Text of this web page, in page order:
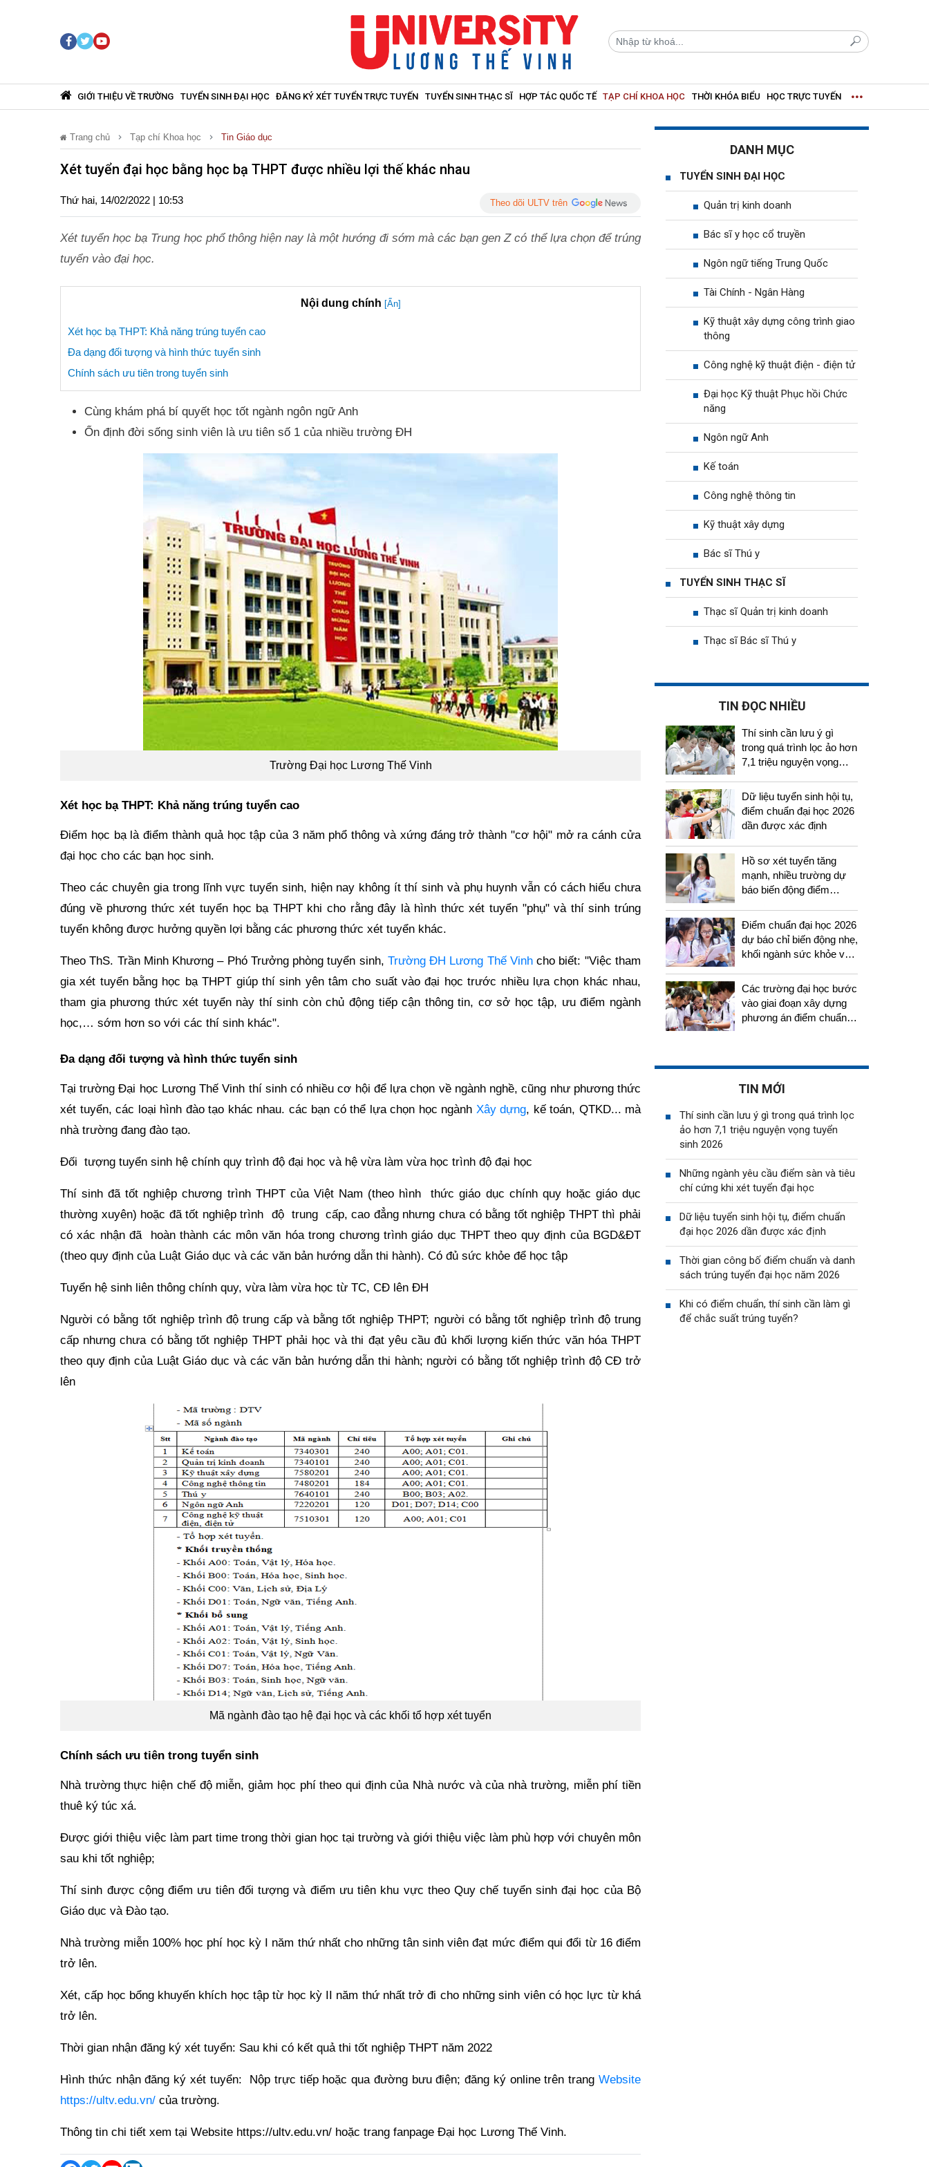
GIỚI THIỆU VỀ TRƯỜNG TUYỂN SINH ĐẠI HỌC ĐĂNG KÝ XÉT TUYỂN TRỰC TUYẾN TUYỂN SINH THẠC SĨ HỢP TÁC QUỐC TẾ TẠP CHÍ KHOA HỌC THỜI KHÓA BIỂU HỌC TRỰC TUYẾN
Trang chủ Tạp chí Khoa học Tin Giáo dục
Xét tuyển đại học bằng học bạ THPT được nhiều lợi thế khác nhau
Thứ hai, 14/02/2022 | 10:53 Theo dõi ULTV trên
Xét tuyển học bạ Trung học phổ thông hiện nay là một hướng đi sớm mà các bạn gen Z có thể lựa chọn để trúng
tuyển vào đại học.
Nội dung chính [Ẩn]
Xét học bạ THPT: Khả năng trúng tuyển cao
Đa dạng đối tượng và hình thức tuyển sinh
Chính sách ưu tiên trong tuyển sinh
Cùng khám phá bí quyết học tốt ngành ngôn ngữ Anh
Ổn định đời sống sinh viên là ưu tiên số 1 của nhiều trường ĐH
Trường Đại học Lương Thế Vinh
Xét học bạ THPT: Khả năng trúng tuyển cao
Điểm học bạ là điểm thành quả học tập của 3 năm phổ thông và xứng đáng trở thành "cơ hội" mở ra cánh cửa
đại học cho các bạn học sinh.
Theo các chuyên gia trong lĩnh vực tuyển sinh, hiện nay không ít thí sinh và phụ huynh vẫn có cách hiểu chưa
đúng về phương thức xét tuyển học bạ THPT khi cho rằng đây là hình thức xét tuyển "phụ" và thí sinh trúng
tuyển không được hưởng quyền lợi bằng các phương thức xét tuyển khác.
Theo ThS. Trần Minh Khương – Phó Trưởng phòng tuyển sinh, Trường ĐH Lương Thế Vinhcho biết: "Việc tham
gia xét tuyển bằng học bạ THPT giúp thí sinh yên tâm cho suất vào đại học trước nhiều lựa chọn khác nhau,
tham gia phương thức xét tuyển này thí sinh còn chủ động tiếp cận thông tin, cơ sở học tập, ưu điểm ngành
học,… sớm hơn so với các thí sinh khác".
Đa dạng đối tượng và hình thức tuyển sinh
Tại trường Đại học Lương Thế Vinh thí sinh có nhiều cơ hội để lựa chọn về ngành nghề, cũng như phương thức
xét tuyển, các loại hình đào tạo khác nhau. các bạn có thể lựa chọn học ngành Xây dựng, kế toán, QTKD... mà
nhà trường đang đào tạo.
Đối tượng tuyển sinh hệ chính quy trình độ đại học và hệ vừa làm vừa học trình độ đại học
Thí sinh đã tốt nghiệp chương trình THPT của Việt Nam (theo hình thức giáo dục chính quy hoặc giáo dục
thường xuyên) hoặc đã tốt nghiệp trình độ trung cấp, cao đẳng nhưng chưa có bằng tốt nghiệp THPT thì phải
có xác nhận đã hoàn thành các môn văn hóa trong chương trình giáo dục THPT theo quy định của BGD&ĐT
(theo quy định của Luật Giáo dục và các văn bản hướng dẫn thi hành). Có đủ sức khỏe để học tập
Tuyển hệ sinh liên thông chính quy, vừa làm vừa học từ TC, CĐ lên ĐH
Người có bằng tốt nghiệp trình độ trung cấp và bằng tốt nghiệp THPT; người có bằng tốt nghiệp trình độ trung
cấp nhưng chưa có bằng tốt nghiệp THPT phải học và thi đạt yêu cầu đủ khối lượng kiến thức văn hóa THPT
theo quy định của Luật Giáo dục và các văn bản hướng dẫn thi hành; người có bằng tốt nghiệp trình độ CĐ trở
lên
Mã ngành đào tạo hệ đại học và các khối tổ hợp xét tuyển
Chính sách ưu tiên trong tuyển sinh
Nhà trường thực hiện chế độ miễn, giảm học phí theo qui định của Nhà nước và của nhà trường, miễn phí tiền
thuê ký túc xá.
Được giới thiệu việc làm part time trong thời gian học tại trường và giới thiệu việc làm phù hợp với chuyên môn
sau khi tốt nghiệp;
Thí sinh được cộng điểm ưu tiên đối tượng và điểm ưu tiên khu vực theo Quy chế tuyển sinh đại học của Bộ
Giáo dục và Đào tạo.
Nhà trường miễn 100% học phí học kỳ I năm thứ nhất cho những tân sinh viên đạt mức điểm qui đổi từ 16 điểm
trở lên.
Xét, cấp học bổng khuyến khích học tập từ học kỳ II năm thứ nhất trở đi cho những sinh viên có học lực từ khá
trở lên.
Thời gian nhận đăng ký xét tuyển: Sau khi có kết quả thi tốt nghiệp THPT năm 2022
Hình thức nhận đăng ký xét tuyển: Nộp trực tiếp hoặc qua đường bưu điện; đăng ký online trên trang Website
https://ultv.edu.vn/ của trường.
Thông tin chi tiết xem tại Website https://ultv.edu.vn/ hoặc trang fanpage Đại học Lương Thế Vinh.
DANH MỤC
TUYỂN SINH ĐẠI HỌC
Quản trị kinh doanh
Bác sĩ y học cổ truyền
Ngôn ngữ tiếng Trung Quốc
Tài Chính - Ngân Hàng
Kỹ thuật xây dựng công trình giao
thông
Công nghệ kỹ thuật điện - điện tử
Đại học Kỹ thuật Phục hồi Chức
năng
Ngôn ngữ Anh
Kế toán
Công nghệ thông tin
Kỹ thuật xây dựng
Bác sĩ Thú y
TUYỂN SINH THẠC SĨ
Thạc sĩ Quản trị kinh doanh
Thạc sĩ Bác sĩ Thú y
TIN ĐỌC NHIỀU
Thí sinh cần lưu ý gì
trong quá trình lọc ảo hơn
7,1 triệu nguyện vọng
Dữ liệu tuyển sinh hội tụ,
điểm chuẩn đại học 2026
dần được xác định
Hồ sơ xét tuyển tăng
mạnh, nhiều trường dự
báo biến động điểm
Điểm chuẩn đại học 2026
dự báo chỉ biến động nhẹ,
khối ngành sức khỏe vẫn
Các trường đại học bước
vào giai đoạn xây dựng
phương án điểm chuẩn,
TIN MỚI
Thí sinh cần lưu ý gì trong quá trình lọc
ảo hơn 7,1 triệu nguyện vọng tuyển
sinh 2026
Những ngành yêu cầu điểm sàn và tiêu
chí cứng khi xét tuyển đại học
Dữ liệu tuyển sinh hội tụ, điểm chuẩn
đại học 2026 dần được xác định
Thời gian công bố điểm chuẩn và danh
sách trúng tuyển đại học năm 2026
Khi có điểm chuẩn, thí sinh cần làm gì
để chắc suất trúng tuyển?